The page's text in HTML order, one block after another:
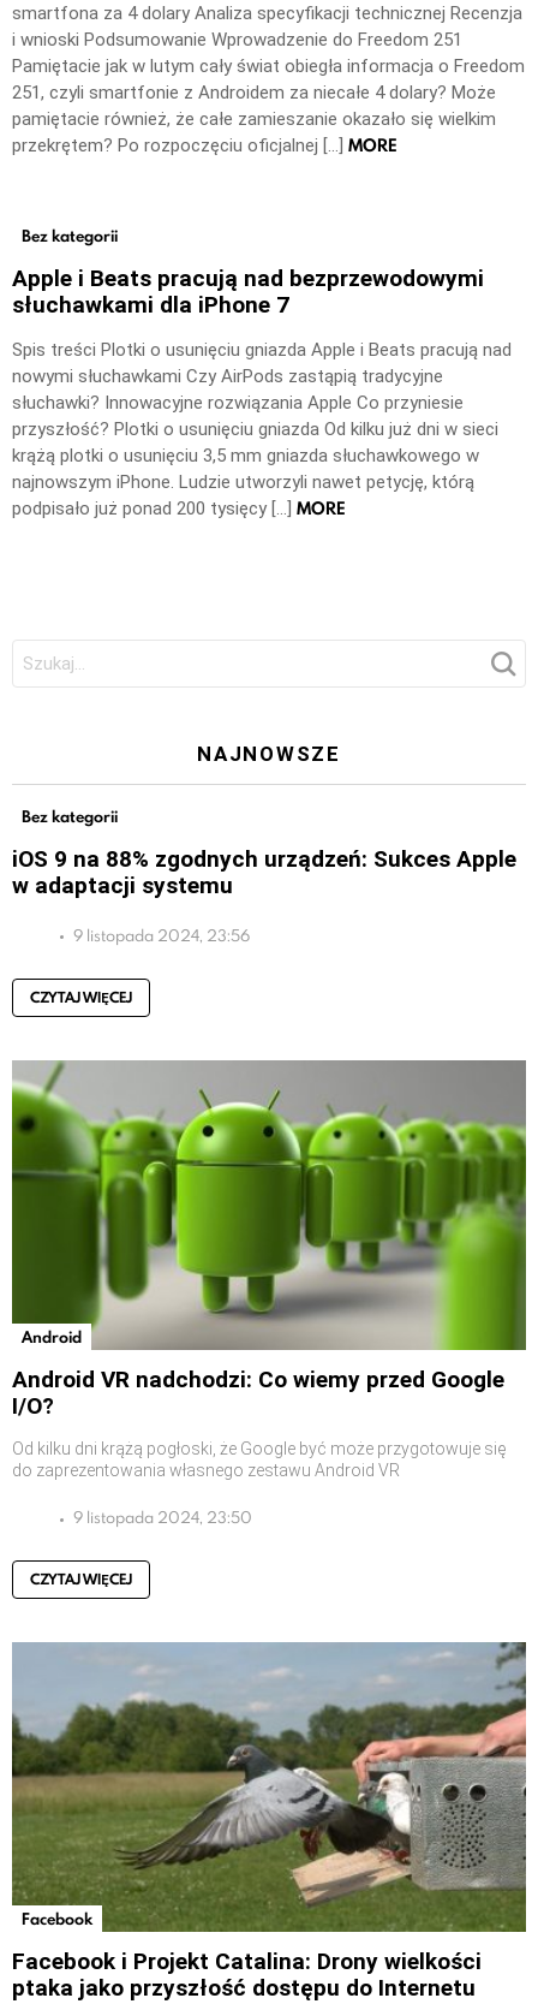
smartfona za 4 dolary Analiza specyfikacji technicznej Recenzja
i wnioski Podsumowanie Wprowadzenie do Freedom 251
Pamiętacie jak w lutym cały świat obiegła informacja o Freedom
251, czyli smartfonie z Androidem za niecałe 4 dolary? Może
pamiętacie również, że całe zamieszanie okazało się wielkim
przekrętem? Po rozpoczęciu oficjalnej […] MORE
Bez kategorii
Apple i Beats pracują nad bezprzewodowymi
słuchawkami dla iPhone 7
Spis treści Plotki o usunięciu gniazda Apple i Beats pracują nad
nowymi słuchawkami Czy AirPods zastąpią tradycyjne
słuchawki? Innowacyjne rozwiązania Apple Co przyniesie
przyszłość? Plotki o usunięciu gniazda Od kilku już dni w sieci
krążą plotki o usunięciu 3,5 mm gniazda słuchawkowego w
najnowszym iPhone. Ludzie utworzyli nawet petycję, którą
podpisało już ponad 200 tysięcy […] MORE
Szukaj:
NAJNOWSZE
Bez kategorii
iOS 9 na 88% zgodnych urządzeń: Sukces Apple
w adaptacji systemu
9 listopada 2024, 23:56
CZYTAJ WIĘCEJ
Android
Android VR nadchodzi: Co wiemy przed Google
I/O?
Od kilku dni krążą pogłoski, że Google być może przygotowuje się
do zaprezentowania własnego zestawu Android VR
9 listopada 2024, 23:50
CZYTAJ WIĘCEJ
Facebook
Facebook i Projekt Catalina: Drony wielkości
ptaka jako przyszłość dostępu do Internetu